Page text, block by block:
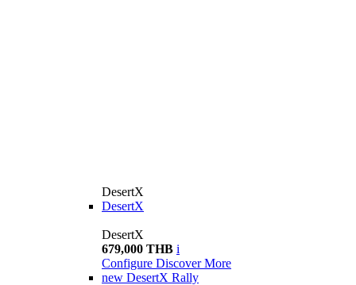
DesertX
DesertX
DesertX
679,000 THB i
Configure Discover More
new DesertX Rally